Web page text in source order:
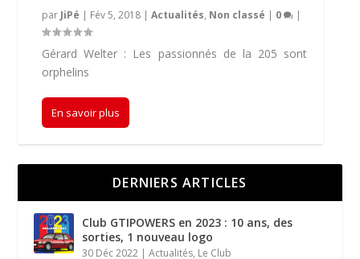
par JiPé | Fév 5, 2018 |Actualités, Non classé | 0 |
Gérard Welter : Les passionnés de la 205 sont
orphelins
En savoir plus
DERNIERS ARTICLES
Club GTIPOWERS en 2023 : 10 ans, des
sorties, 1 nouveau logo
30 Déc 2022 |Actualités, Le Club